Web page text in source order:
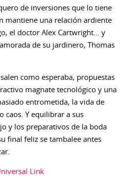
de inversiones que lo tiene
mantiene una relación ardiente
el doctor Alex Cartwright… y
de su jardinero, Thomas
como esperaba, propuestas
magnate tecnológico y una
entrometida, la vida de
caos. Y equilibrar a sus
y los preparativos de la boda
final feliz se tambalee antes
Link